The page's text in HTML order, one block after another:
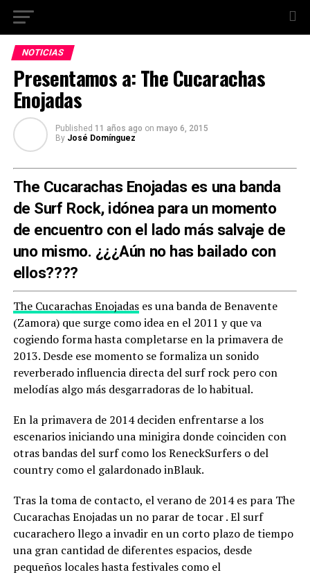
NOTICIAS
Presentamos a: The Cucarachas
Enojadas
Published 11 años ago on mayo 6, 2015
By José Domínguez
The Cucarachas Enojadas es una banda
de Surf Rock, idónea para un momento
de encuentro con el lado más salvaje de
uno mismo. ¿¿¿Aún no has bailado con
ellos????
The Cucarachas Enojadases una banda de Benavente
(Zamora) que surge como idea en el 2011 y que va
cogiendo forma hasta completarse en la primavera de
2013. Desde ese momento se formaliza un sonido
reverberado influencia directa del surf rock pero con
melodías algo más desgarradoras de lo habitual.
En la primavera de 2014 deciden enfrentarse a los
escenarios iniciando una minigira donde coinciden con
otras bandas del surf como los ReneckSurfers o del
country como el galardonado inBlauk.
Tras la toma de contacto, el verano de 2014 es para The
Cucarachas Enojadas un no parar de tocar . El surf
cucarachero llego a invadir en un corto plazo de tiempo
una gran cantidad de diferentes espacios, desde
pequeños locales hasta festivales como el